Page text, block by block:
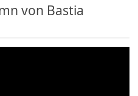
von Bastia